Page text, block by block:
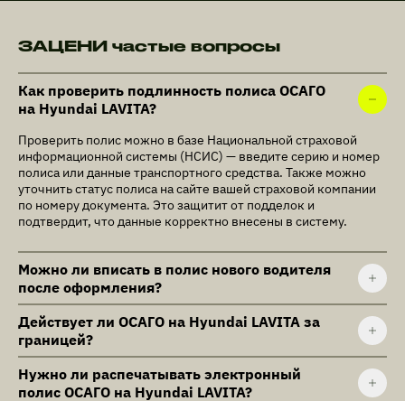
ЗАЦЕНИ частые вопросы
Как проверить подлинность полиса ОСАГО
на Hyundai LAVITA?
Проверить полис можно в базе Национальной страховой
информационной системы (НСИС) — введите серию и номер
полиса или данные транспортного средства. Также можно
уточнить статус полиса на сайте вашей страховой компании
по номеру документа. Это защитит от подделок и
подтвердит, что данные корректно внесены в систему.
Можно ли вписать в полис нового водителя
после оформления?
Действует ли ОСАГО на Hyundai LAVITA за
границей?
Нужно ли распечатывать электронный
полис ОСАГО на Hyundai LAVITA?